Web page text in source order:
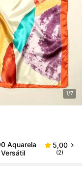
1/7
Aquarela
5,00
(2)